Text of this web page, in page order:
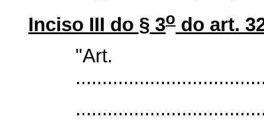
Inciso III do § 3o do art.